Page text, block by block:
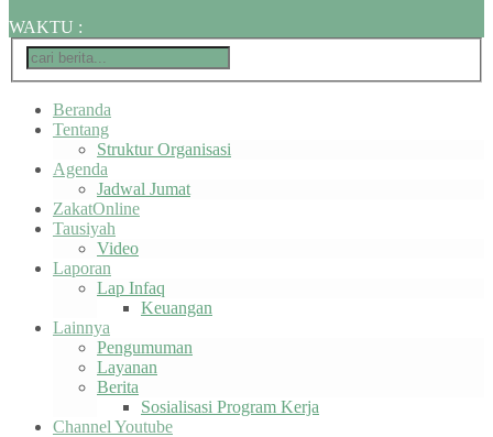
WAKTU :
Beranda
Tentang
Struktur Organisasi
Agenda
Jadwal Jumat
ZakatOnline
Tausiyah
Video
Laporan
Lap Infaq
Keuangan
Lainnya
Pengumuman
Layanan
Berita
Sosialisasi Program Kerja
Channel Youtube